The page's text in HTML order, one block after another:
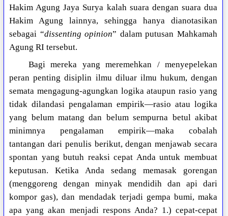
Hakim Agung Jaya Surya kalah suara dengan suara dua
Hakim Agung lainnya, sehingga hanya dianotasikan
sebagai “dissenting opinion” dalam putusan Mahkamah
Agung RI tersebut.
Bagi mereka yang meremehkan / menyepelekan
peran penting disiplin ilmu diluar ilmu hukum, dengan
semata mengagung-agungkan logika ataupun rasio yang
tidak dilandasi pengalaman empirik—rasio atau logika
yang belum matang dan belum sempurna betul akibat
minimnya pengalaman empirik—maka cobalah
tantangan dari penulis berikut, dengan menjawab secara
spontan yang butuh reaksi cepat Anda untuk membuat
keputusan. Ketika Anda sedang memasak gorengan
(menggoreng dengan minyak mendidih dan api dari
kompor gas), dan mendadak terjadi gempa bumi, maka
apa yang akan menjadi respons Anda? 1.) cepat-cepat